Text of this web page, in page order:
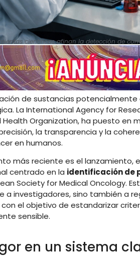
científicas afinan la detección de
de sustancias
La International Agency for
Health Organization, ha puesto en
la transparencia y la
en humanos.
más reciente es el lanzamiento,
centrado en la identificación de
Society for Medical Oncology.
a investigadores, sino también a
el objetivo de estandarizar
sensible.
en un sistema